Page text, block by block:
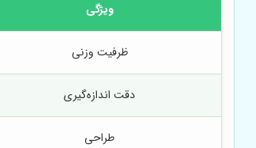
ویژگی
ظرفیت وزنی
دقت اندازه‌گیری
طراحی